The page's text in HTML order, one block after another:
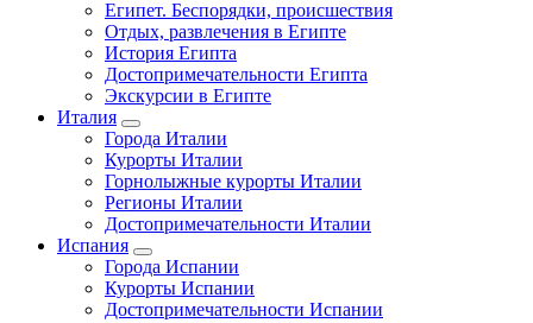
Египет. Беспорядки, происшествия
Отдых, развлечения в Египте
История Египта
Достопримечательности Египта
Экскурсии в Египте
Италия
Города Италии
Курорты Италии
Горнолыжные курорты Италии
Регионы Италии
Достопримечательности Италии
Испания
Города Испании
Курорты Испании
Достопримечательности Испании